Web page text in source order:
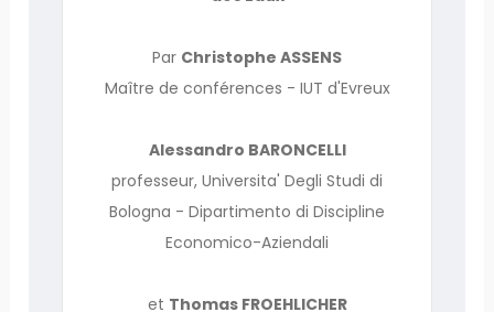
Par Christophe ASSENS
Maître de conférences - IUT d'Evreux
Alessandro BARONCELLI
professeur, Universita' Degli Studi di
Bologna - Dipartimento di Discipline
Economico-Aziendali
et Thomas FROEHLICHER